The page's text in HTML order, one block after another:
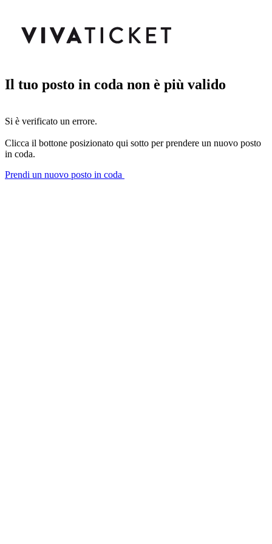
Il tuo posto in coda non è più valido
Si è verificato un errore.
Clicca il bottone posizionato qui sotto per prendere un nuovo posto
in coda.
Prendi un nuovo posto in coda